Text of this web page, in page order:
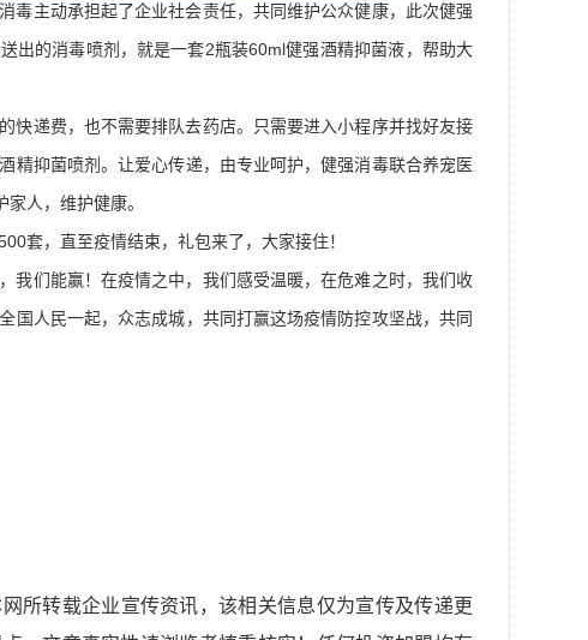
毒主动承担起了企业社会责任，共同维护公众健康，此次健强
出的消毒喷剂，就是一套2瓶装60ml健强酒精抑菌液，帮助大
快递费，也不需要排队去药店。只需要进入小程序并找好友接
精抑菌喷剂。让爱心传递，由专业呵护，健强消毒联合养宠医
人，维护健康。
套，直至疫情结束，礼包来了，大家接住！
我们能赢！在疫情之中，我们感受温暖，在危难之时，我们收
国人民一起，众志成城，共同打赢这场疫情防控攻坚战，共同
所转载企业宣传资讯，该相关信息仅为宣传及传递更